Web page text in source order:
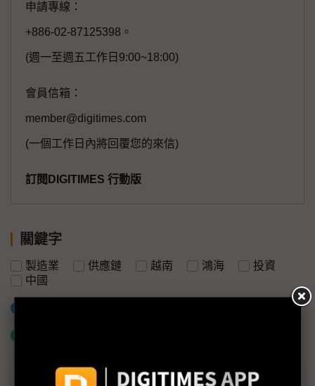
申請專線：
+886-02-87125398。
(週一至週五工作日9:00~18:00)
會員信箱：
member@digitimes.com
(一個工作日內將回覆您的來信)
訂閱DIGITIMES 行動版
關鍵字
製造業 供應鏈 越南 鴻海
投資
中國
議題精選－鴻海反手加大對中投資